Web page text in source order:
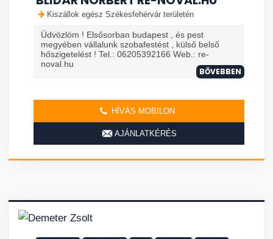
Kiszállok egész Székesfehérvár területén
Üdvözlöm ! Elsősorban budapest , és pest
megyében vállalunk szobafestést , külső belső
hőszigetelést ! Tel.: 06205392166 Web.: re-
noval.hu
BŐVEBBEN
HÍVÁS MOBILON
AJÁNLATKÉRÉS